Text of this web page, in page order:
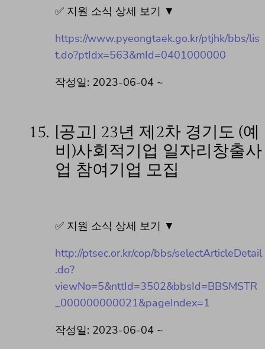
✅ 지원 소식 상세 보기 ▼
https://www.pyeongtaek.go.kr/ptjhk/bbs/lis
t.do?ptIdx=563&mId=0401000000
작성일: 2023-06-04 ~
15.
[공고] 23년 제2차 경기도 (예
비)사회적기업 일자리창출사
업 참여기업 모집
✅ 지원 소식 상세 보기 ▼
http://ptsec.or.kr/cop/bbs/selectArticleDetail
.do?
viewNo=5&nttId=3502&bbsId=BBSMSTR
_000000000021&pageIndex=1
작성일: 2023-06-04 ~